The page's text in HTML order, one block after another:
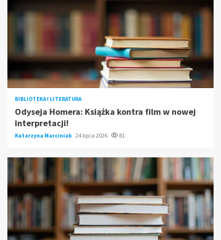
BIBLIOTEKA I LITERATURA
Odyseja Homera: Książka kontra film w nowej
interpretacji!
Katarzyna Marciniak 24 lipca 2026 81